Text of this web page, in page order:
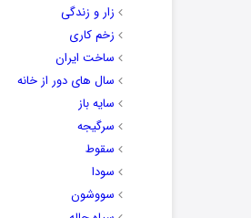
زار و زندگی
زخم کاری
ساخت ایران
سال های دور از خانه
سایه باز
سرگیجه
سقوط
سودا
سووشون